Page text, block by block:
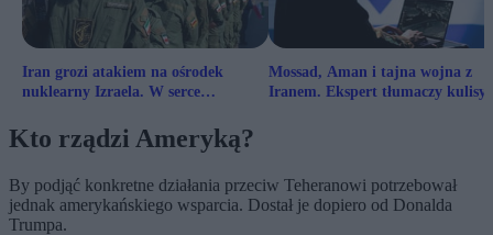
Iran grozi atakiem na ośrodek
nuklearny Izraela. W serce
Mossad, Aman i tajna wojna z
Iranem. Ekspert tłumaczy kulisy
Kto rządzi Ameryką?
By podjąć konkretne działania przeciw Teheranowi potrzebował
jednak amerykańskiego wsparcia. Dostał je dopiero od Donalda
Trumpa.